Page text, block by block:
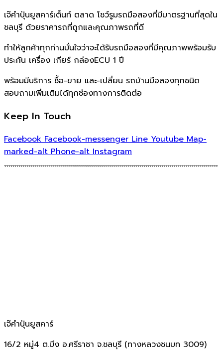
เจ๊คำปุ่นยูสคาร์เต็นท์ ตลาด โชว์รูมรถมือสองที่มีมาตรฐานที่สุดใน
ชลบุรี ด้วยราคารถที่ถูกและคุณภาพรถที่ดี
ทำให้ลูกค้าทุกท่านมั่นใจว่าจะได้รับรถมือสองที่มีคุณภาพพร้อมรับ
ประกัน เครื่อง เกียร์ กล่องECU 1 ปี
พร้อมมีบริการ ซื้อ-ขาย และ-เปลี่ยน รถบ้านมือสองทุกชนิด
สอบถามเพิ่มเติมได้ทุกช่องทางการติดต่อ
Keep In Touch
Facebook Facebook-messenger Line Youtube Map-
marked-alt Phone-alt Instagram
เจ๊คำปุ่นยูสคาร์
16/2 หมู่4 ต.บึง อ.ศรีราชา จ.ชลบุรี (ทางหลวงชนบท 3009)